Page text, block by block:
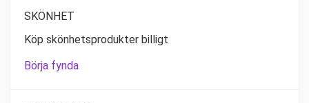
SKÖNHET
Köp skönhetsprodukter billigt
Börja fynda